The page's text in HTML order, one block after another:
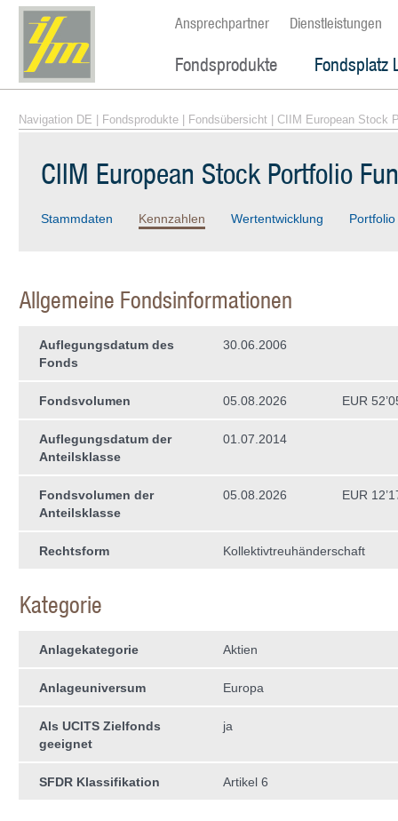
Ansprechpartner Dienstleistungen
Fondsprodukte Fondsplatz
Navigation DE Fondsprodukte Fondsübersicht | CIIM European Stock
CIIM European Stock Portfolio
Stammdaten Kennzahlen Wertentwicklung Portfolio
Allgemeine Fondsinformationen
Auflegungsdatum des
Fonds
30.06.2006
Fondsvolumen 05.08.2026 EUR
Auflegungsdatum der
Anteilsklasse
01.07.2014
Fondsvolumen der
Anteilsklasse
05.08.2026 EUR
Rechtsform Kollektivtreuhän­derschaft
Kategorie
Anlagekategorie Aktien
Anlageuniversum Europa
Als UCITS Zielfonds
geeignet
ja
SFDR Klassifikation Artikel 6